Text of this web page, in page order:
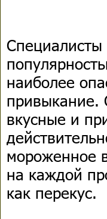
Специалисты
наиболее
привыкание.
вкусные и
мороженное
на каждой
как перекус.